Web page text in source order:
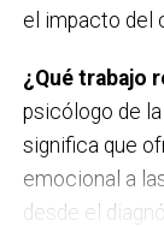
Sábado 19 de
el impacto del
¿Qué trabajo
psicólogo de
significa que
emocional a
desde el